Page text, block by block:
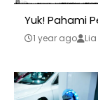
Yuk! Pahami
1 year ago